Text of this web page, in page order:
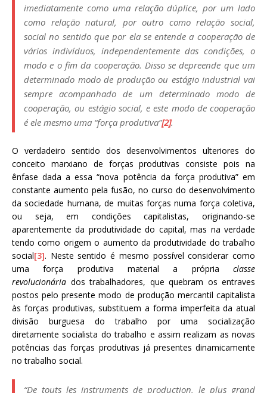
imediatamente como uma relação dúplice, por um lado
como relação natural, por outro como relação social,
social no sentido que por ela se entende a cooperação de
vários indivíduos, independentemente das condições, o
modo e o fim da cooperação. Disso se depreende que um
determinado modo de produção ou estágio industrial vai
sempre acompanhado de um determinado modo de
cooperação, ou estágio social, e este modo de cooperação
é ele mesmo uma “força produtiva”[2].
O verdadeiro sentido dos desenvolvimentos ulteriores do
conceito marxiano de forças produtivas consiste pois na
ênfase dada a essa “nova potência da força produtiva” em
constante aumento pela fusão, no curso do desenvolvimento
da sociedade humana, de muitas forças numa força coletiva,
ou seja, em condições capitalistas, originando-se
aparentemente da produtividade do capital, mas na verdade
tendo como origem o aumento da produtividade do trabalho
social[3]. Neste sentido é mesmo possível considerar como
uma força produtiva material a própria classe
revolucionária dos trabalhadores, que quebram os entraves
postos pelo presente modo de produção mercantil capitalista
às forças produtivas, substituem a forma imperfeita da atual
divisão burguesa do trabalho por uma socialização
diretamente socialista do trabalho e assim realizam as novas
potências das forças produtivas já presentes dinamicamente
no trabalho social.
“De touts les instruments de production, le plus grand